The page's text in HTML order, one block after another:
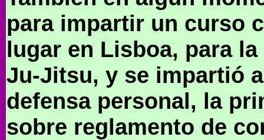
para impartir un curso
lugar en Lisboa, para
Ju-Jitsu, y se impartió
defensa personal, la
sobre reglamento de